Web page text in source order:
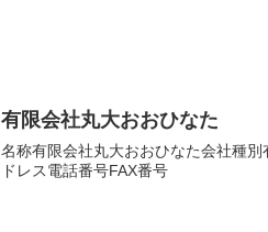
有限会社丸大おおひなた
名称有限会社丸大おおひなた会社種
ドレス電話番号FAX番号